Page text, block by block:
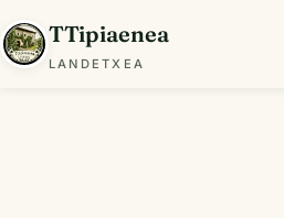
TTipiaenea
LANDETXEA